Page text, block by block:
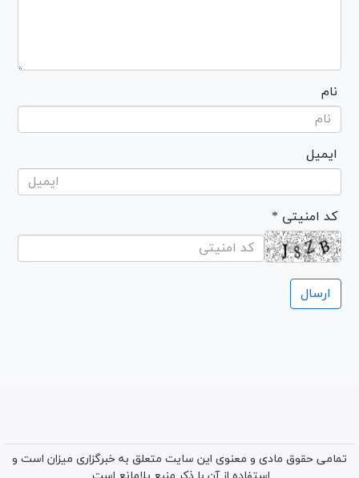
نام
ایمیل
* کد امنیتی
تمامی حقوق مادی و معنوی این سایت متعلق به خبرگزاری میزان است و